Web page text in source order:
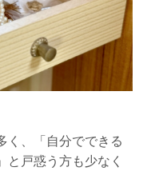
く、「自分でできる
戸惑う方も少なく